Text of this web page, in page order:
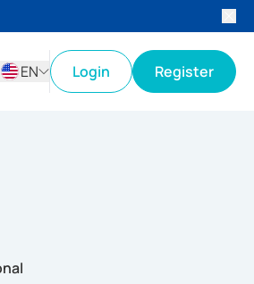
EN
Login Register